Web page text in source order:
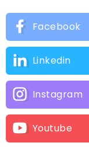
Facebook
Linkedin
Instagram
Youtube